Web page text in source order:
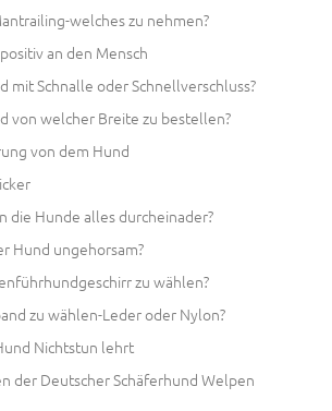
welches zu nehmen?
an den Mensch
mit Schnalle oder Schnellverschluss?
von welcher Breite zu bestellen?
von dem Hund
die Hunde alles durcheinader?
Hund ungehorsam?
zu wählen?
zu wählen-Leder oder Nylon?
Nichtstun lehrt
der Deutscher Schäferhund Welpen